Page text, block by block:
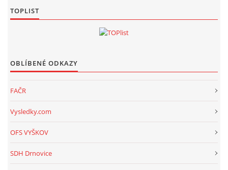
TOPLIST
OBLÍBENÉ ODKAZY
FAČR
Vysledky.com
OFS VYŠKOV
SDH Drnovice